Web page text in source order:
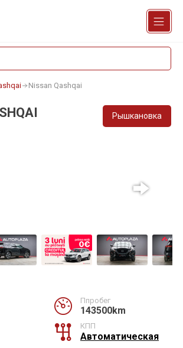
Nissan Qashqai
Рышкановка
Ппробег
143500km
КПП
Автоматическая